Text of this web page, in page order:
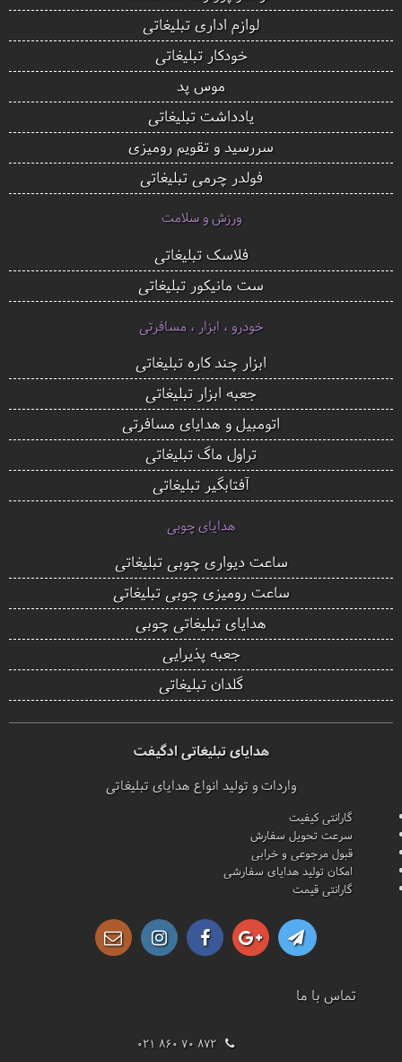
لوازم اداری تبلیغاتی
خودکار تبلیغاتی
موس پد
یادداشت تبلیغاتی
سررسید و تقویم رومیزی
فولدر چرمی تبلیغاتی
ورزش و سلامت
فلاسک تبلیغاتی
ست مانیکور تبلیغاتی
خودرو ، ابزار ، مسافرتی
ابزار چند کاره تبلیغاتی
جعبه ابزار تبلیغاتی
اتومبیل و هدایای مسافرتی
تراول ماگ تبلیغاتی
آفتابگیر تبلیغاتی
هدایای چوبی
ساعت دیواری چوبی تبلیغاتی
ساعت رومیزی چوبی تبلیغاتی
هدایای تبلیغاتی چوبی
جعبه پذیرایی
گلدان تبلیغاتی
هدایای تبلیغاتی ادگیفت
واردات و تولید انواع هدایای تبلیغاتی
گارانتی کیفیت
سرعت تحویل سفارش
قبول مرجوعی و خرابی
امکان تولید هدایای سفارشی
گارانتی قیمت
تماس با ما
021 860 70 872